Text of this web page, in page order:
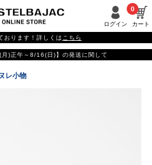
ログイン カート
0
おります！詳しくは こちら
)正午～8/16(日)】の発送に関して
レ小物